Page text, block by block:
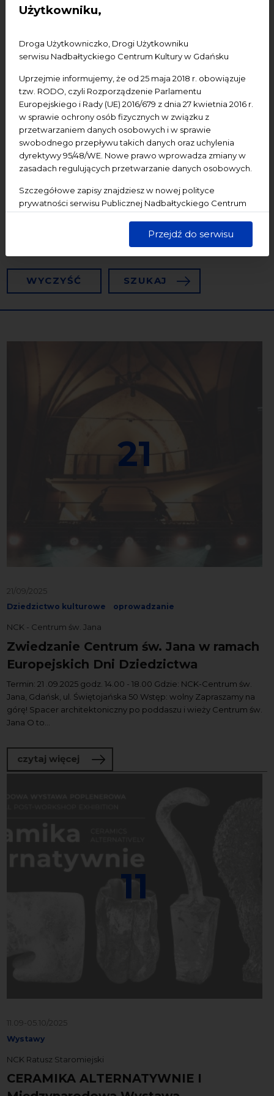
Użytkowniku,
Droga Użytkowniczko, Drogi Użytkowniku
serwisu Nadbałtyckiego Centrum Kultury w Gdańsku
Uprzejmie informujemy, że od 25 maja 2018 r. obowiązuje
tzw. RODO, czyli Rozporządzenie Parlamentu
Europejskiego i Rady (UE) 2016/679 z dnia 27 kwietnia 2016 r.
w sprawie ochrony osób fizycznych w związku z
przetwarzaniem danych osobowych i w sprawie
swobodnego przepływu takich danych oraz uchylenia
dyrektywy 95/48/WE. Nowe prawo wprowadza zmiany w
zasadach regulujących przetwarzanie danych osobowych.
Szczegółowe zapisy znajdziesz w nowej polityce
prywatności serwisu Publicznej Nadbałtyckiego Centrum
Kultury w Gdańsku. Jednocześnie informujemy, że Państwa
dane są przetwarzane w sposób bezpieczny, z należytą
starannością i zgodnie z obowiązującymi przepisami.
Przejdź do serwisu
Konferencje
Literatura
Warsztaty
wydarzenia bezpłatne
wydarzenia płatne
Spotkania
Koncerty Wystawy Edukacja
Data początkowa
Data końcowa
Termin:
-Wszystkie- Dzisiaj Jutro Pojutrze
WYCZYŚĆ SZUKAJ
21
21/09/2025
Dziedzictwo kulturowe oprowadzanie
NCK - Centrum św. Jana
Zwiedzanie Centrum św. Jana w ramach
Europejskich Dni Dziedzictwa
Termin: 21 .09.2025 godz. 14.00 - 18.00 Gdzie: NCK-Centrum św.
Jana, Gdańsk, ul. Świętojańska 50 Wstęp: wolny Zapraszamy na
górę! Spacer architektoniczny po poddaszu i wieży Centrum św.
Jana O to...
czytaj więcej o Zwiedzanie Centrum św. Jana w
11
11.09-05.10/2025
Wystawy
NCK Ratusz Staromiejski
CERAMIKA ALTERNATYWNIE I